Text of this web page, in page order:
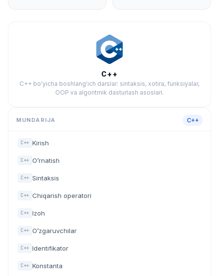
C++
C++ bo'yicha boshlang'ich darslar: sintaksis, xotira, funksiyalar,
OOP va algoritmik dasturlash asoslari.
MUNDARIJA C++
C++ Kirish
C++ O’rnatish
C++ Sintaksis
C++ Chiqarish operatori
C++ Izoh
C++ O’zgaruvchilar
C++ Identifikator
C++ Konstanta